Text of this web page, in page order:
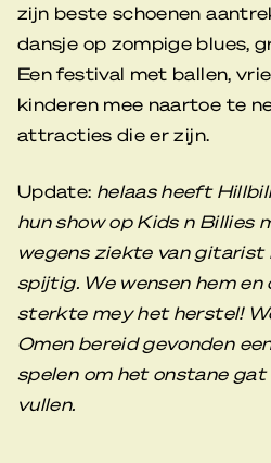
zijn beste schoenen
dansje op zompige blues,
Een festival met ballen,
kinderen mee naartoe te
attracties die er zijn.
Update: helaas heeft
hun show op Kids n Billies
wegens ziekte van gitarist
spijtig. We wensen hem en
sterkte mey het herstel!
Omen bereid gevonden
spelen om het onstane
vullen.